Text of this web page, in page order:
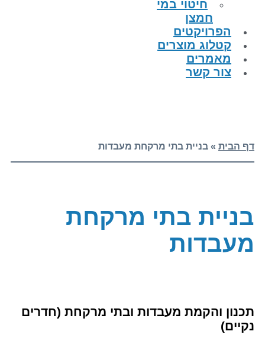
חיטוי במי
חמצן
הפרויקטים
קטלוג מוצרים
מאמרים
צור קשר
דף הבית » בניית בתי מרקחת מעבדות
בניית בתי מרקחת
מעבדות
תכנון והקמת מעבדות ובתי מרקחת (חדרים
נקיים)